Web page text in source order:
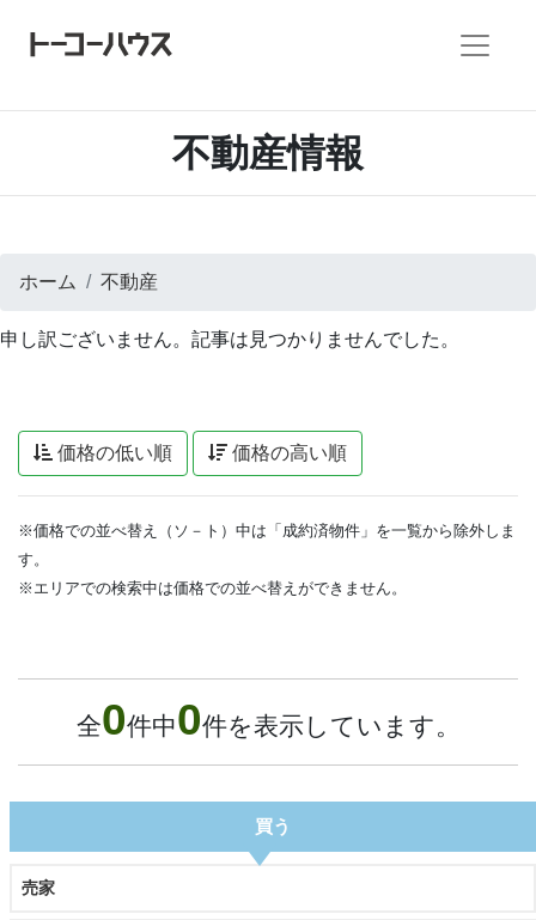
不動産情報
ホーム 不動産
申し訳ございません。記事は見つかりませんでした。
価格の低い順 価格の高い順
※価格での並べ替え（ソ－ト）中は「成約済物件」を一覧から除外しま
す。
※エリアでの検索中は価格での並べ替えができません。
全0件中0件を表示しています。
買う
売家